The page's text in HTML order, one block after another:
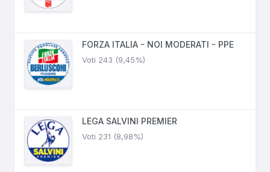
FORZA ITALIA - NOI MODERATI - PPE
Voti 243 (9,45%)
LEGA SALVINI PREMIER
Voti 231 (8,98%)